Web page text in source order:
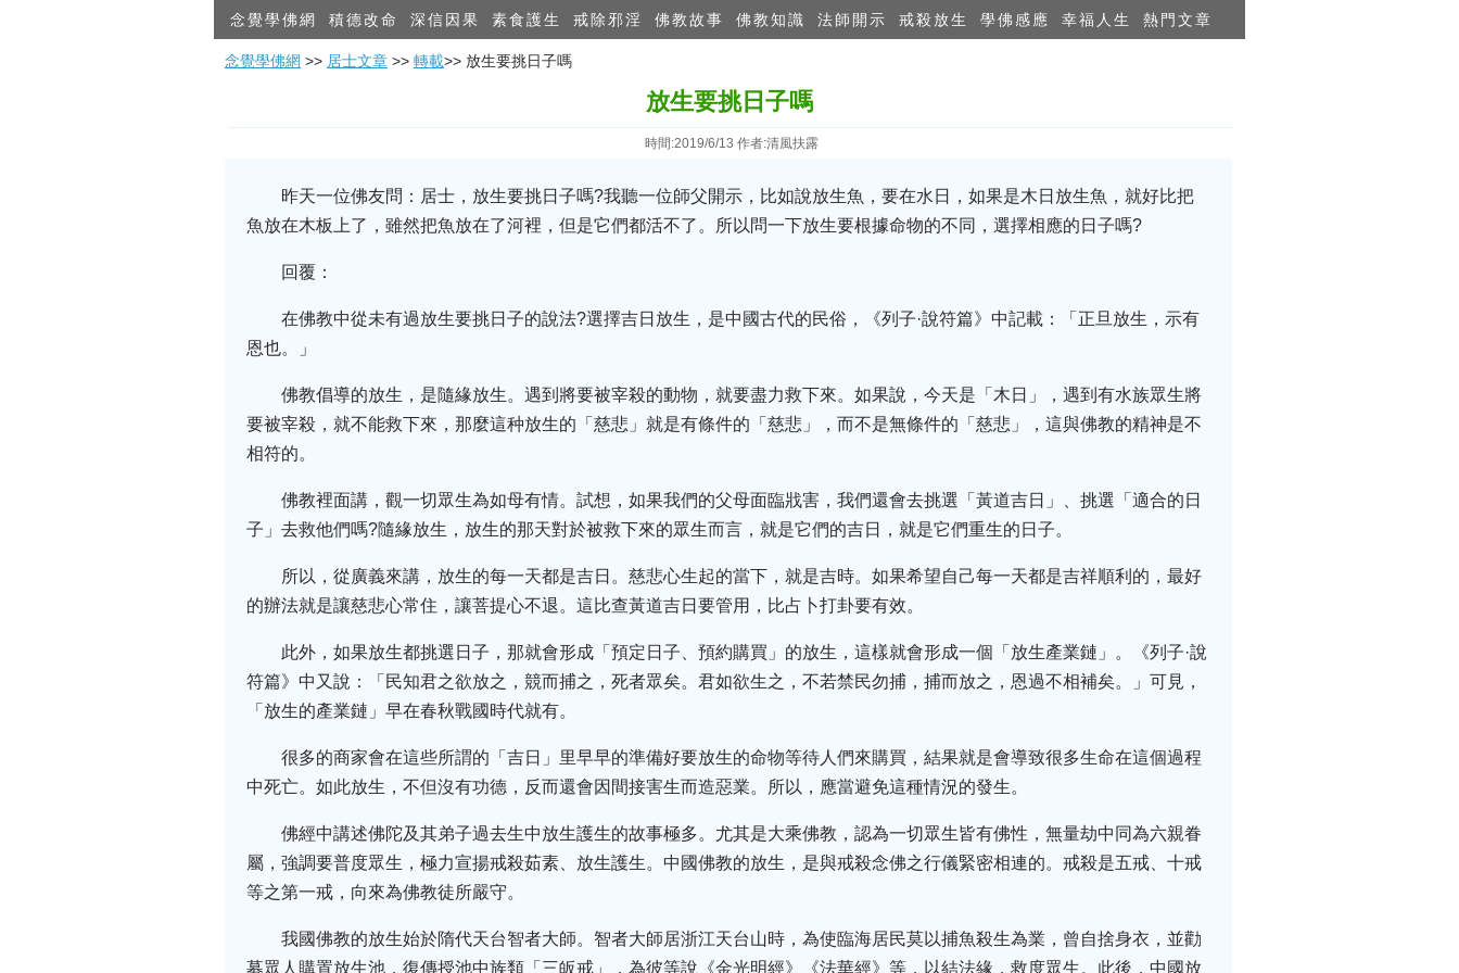
念覺學佛網 積德改命 深信因果 素食護生 戒除邪淫 佛教故事 佛教知識 法師開示 戒殺放生 學佛感應 幸福人生 熱門文章
念覺學佛網 >> 居士文章 >> 轉載>> 放生要挑日子嗎
放生要挑日子嗎
時間:2019/6/13 作者:清風扶露
昨天一位佛友問：居士，放生要挑日子嗎?我聽一位師父開示，比如說放生魚，要在水日，如果是木日放生魚，就好比把
魚放在木板上了，雖然把魚放在了河裡，但是它們都活不了。所以問一下放生要根據命物的不同，選擇相應的日子嗎?
回覆：
在佛教中從未有過放生要挑日子的說法?選擇吉日放生，是中國古代的民俗，《列子·說符篇》中記載：「正旦放生，示有
恩也。」
佛教倡導的放生，是隨緣放生。遇到將要被宰殺的動物，就要盡力救下來。如果說，今天是「木日」，遇到有水族眾生將
要被宰殺，就不能救下來，那麼這种放生的「慈悲」就是有條件的「慈悲」，而不是無條件的「慈悲」，這與佛教的精神是不
相符的。
佛教裡面講，觀一切眾生為如母有情。試想，如果我們的父母面臨戕害，我們還會去挑選「黃道吉日」、挑選「適合的日
子」去救他們嗎?隨緣放生，放生的那天對於被救下來的眾生而言，就是它們的吉日，就是它們重生的日子。
所以，從廣義來講，放生的每一天都是吉日。慈悲心生起的當下，就是吉時。如果希望自己每一天都是吉祥順利的，最好
的辦法就是讓慈悲心常住，讓菩提心不退。這比查黃道吉日要管用，比占卜打卦要有效。
此外，如果放生都挑選日子，那就會形成「預定日子、預約購買」的放生，這樣就會形成一個「放生產業鏈」。《列子·說
符篇》中又說：「民知君之欲放之，競而捕之，死者眾矣。君如欲生之，不若禁民勿捕，捕而放之，恩過不相補矣。」可見，
「放生的產業鏈」早在春秋戰國時代就有。
很多的商家會在這些所謂的「吉日」里早早的準備好要放生的命物等待人們來購買，結果就是會導致很多生命在這個過程
中死亡。如此放生，不但沒有功德，反而還會因間接害生而造惡業。所以，應當避免這種情況的發生。
佛經中講述佛陀及其弟子過去生中放生護生的故事極多。尤其是大乘佛教，認為一切眾生皆有佛性，無量劫中同為六親眷
屬，強調要普度眾生，極力宣揚戒殺茹素、放生護生。中國佛教的放生，是與戒殺念佛之行儀緊密相連的。戒殺是五戒、十戒
等之第一戒，向來為佛教徒所嚴守。
我國佛教的放生始於隋代天台智者大師。智者大師居浙江天台山時，為使臨海居民莫以捕魚殺生為業，曾自捨身衣，並勸
募眾人購置放生池，復傳授池中族類「三皈戒」，為彼等說《金光明經》《法華經》等，以結法緣，救度眾生。此後，中國放